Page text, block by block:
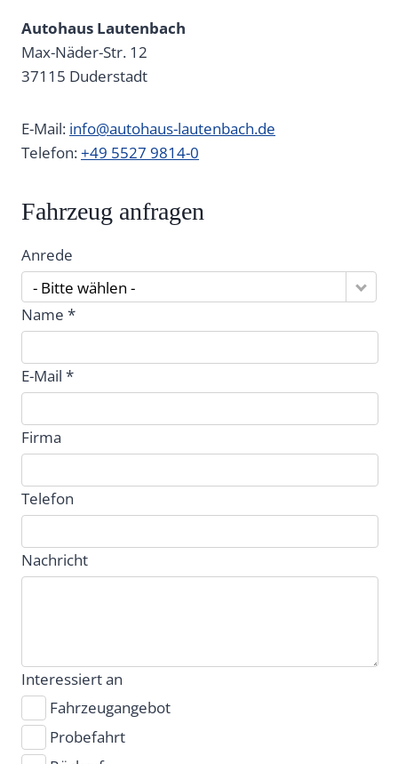
Autohaus Lautenbach
Max-Näder-Str. 12
37115 Duderstadt
E-Mail: info@autohaus-lautenbach.de
Telefon:+49 5527 9814-0
Fahrzeug anfragen
Anrede
- Bitte wählen -
Name *
E-Mail *
Firma
Telefon
Nachricht
Interessiert an
Fahrzeugangebot
Probefahrt